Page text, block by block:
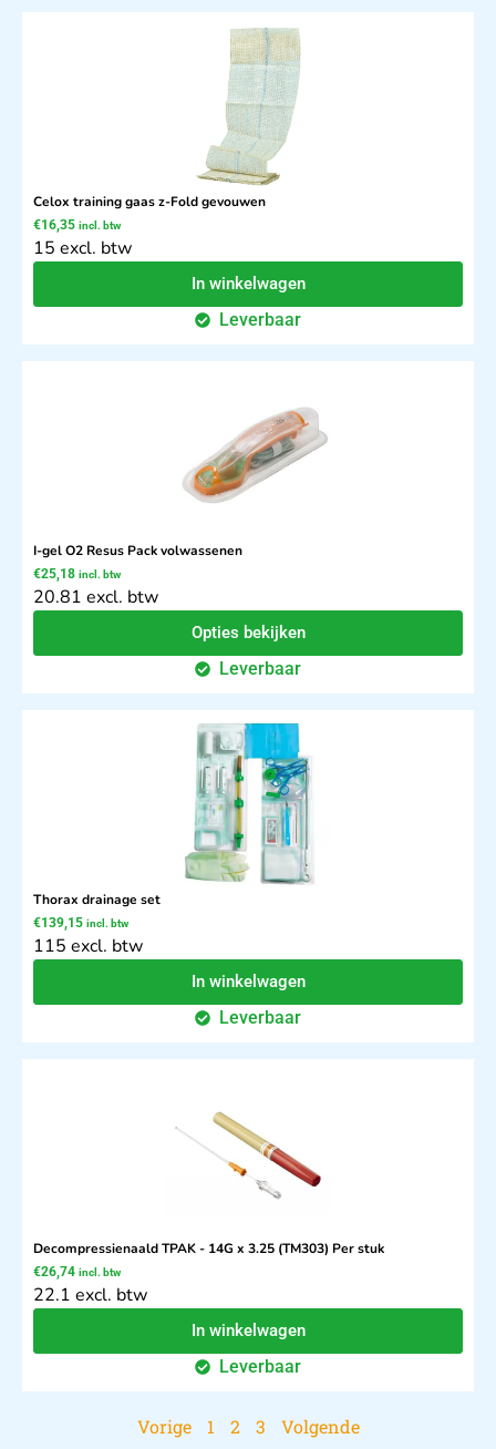
Celox training gaas z-Fold gevouwen
€16,35 incl. btw
15 excl. btw
In winkelwagen
Leverbaar
I-gel O2 Resus Pack volwassenen
€25,18 incl. btw
20.81 excl. btw
Opties bekijken
Leverbaar
Thorax drainage set
€139,15 incl. btw
115 excl. btw
In winkelwagen
Leverbaar
Decompressienaald TPAK - 14G x 3.25 (TM303) Per stuk
€26,74 incl. btw
22.1 excl. btw
In winkelwagen
Leverbaar
Vorige 1 2 3 Volgende